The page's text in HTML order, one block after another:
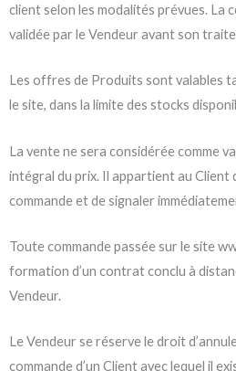
client selon les modalités prévues. La
validée par le Vendeur avant son
Les offres de Produits sont valables
le site, dans la limite des stocks
La vente ne sera considérée comme
intégral du prix. Il appartient au Client
commande et de signaler
Toute commande passée sur le site
formation d’un contrat conclu à
Vendeur.
Le Vendeur se réserve le droit
commande d’un Client avec lequel il